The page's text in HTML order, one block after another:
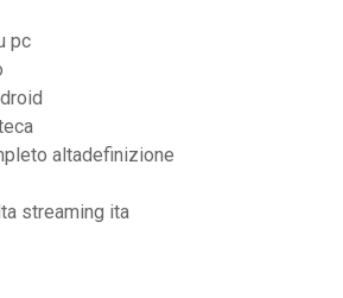
pc
altadefinizione
streaming ita